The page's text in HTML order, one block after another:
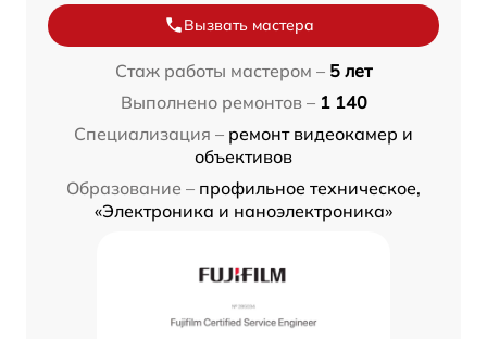
Вызвать мастера
Стаж работы мастером – 5 лет
Выполнено ремонтов – 1 140
Специализация – ремонт видеокамер и
объективов
Образование – профильное техническое,
«Электроника и наноэлектроника»